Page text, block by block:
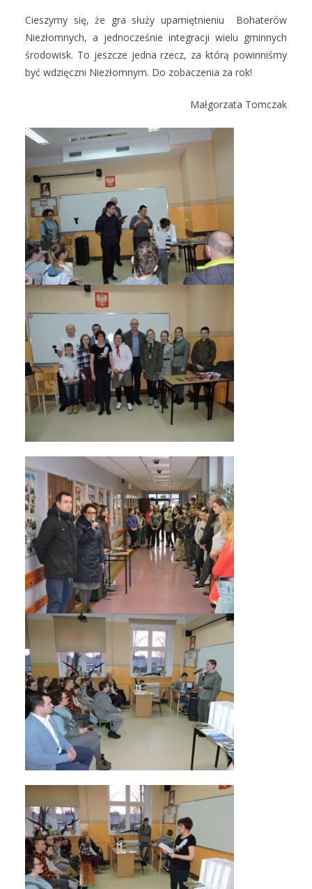
Cieszymy się, że gra służy upamiętnieniu Bohaterów
Niezłomnych, a jednocześnie integracji wielu gminnych
środowisk. To jeszcze jedna rzecz, za którą powinniśmy
być wdzięczni Niezłomnym. Do zobaczenia za rok!
Małgorzata Tomczak